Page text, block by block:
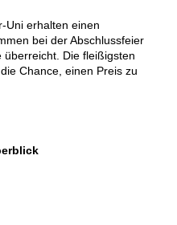
Uni erhalten einen
bei der Abschlussfeier
Die fleißigsten
Chance, einen Preis zu